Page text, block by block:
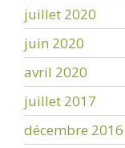
juillet 2020
juin 2020
avril 2020
juillet 2017
décembre 2016